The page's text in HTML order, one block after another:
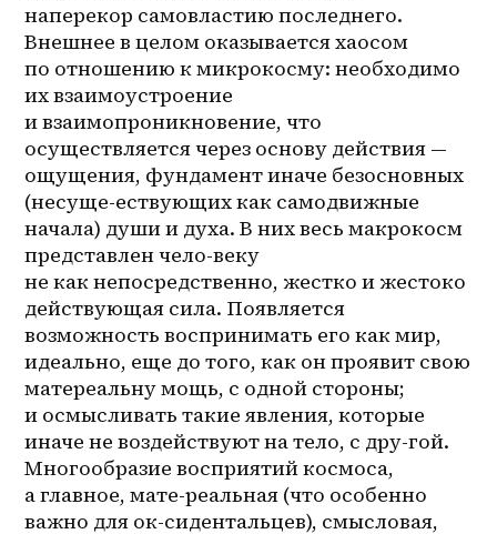
наперекор самовластию последнего.
Внешнее в целом оказывается хаосом
по отношению к микрокосму: необходимо
их взаимоустроение
и взаимопроникновение, что
осуществляется через основу действия —
ощущения, фундамент иначе безосновных
(несуще-ествующих как самодвижные
начала) души и духа. В них весь макрокосм
представлен чело-веку
не как непосредственно, жестко и жестоко
действующая сила. Появляется
возможность воспринимать его как мир,
идеально, еще до того, как он проявит свою
матереальну мощь, с одной стороны;
и осмысливать такие явления, которые
иначе не воздействуют на тело, с дру-гой.
Многообразие восприятий космоса,
а главное, мате-реальная (что особенно
важно для ок-сидентальцев), смысловая,